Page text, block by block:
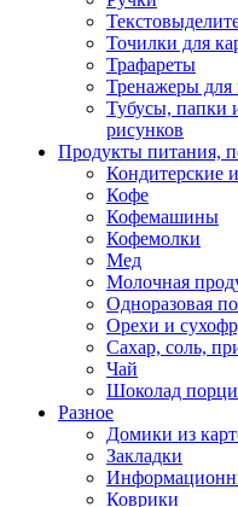
Точилки для
Трафареты
Тренажеры для
Тубусы, папки
рисунков
Продукты питания,
Кондитерские
Кофе
Кофемашины
Кофемолки
Мед
Молочная
Одноразовая
Орехи и
Сахар, соль,
Чай
Шоколад
Разное
Домики из
Закладки
Коврики